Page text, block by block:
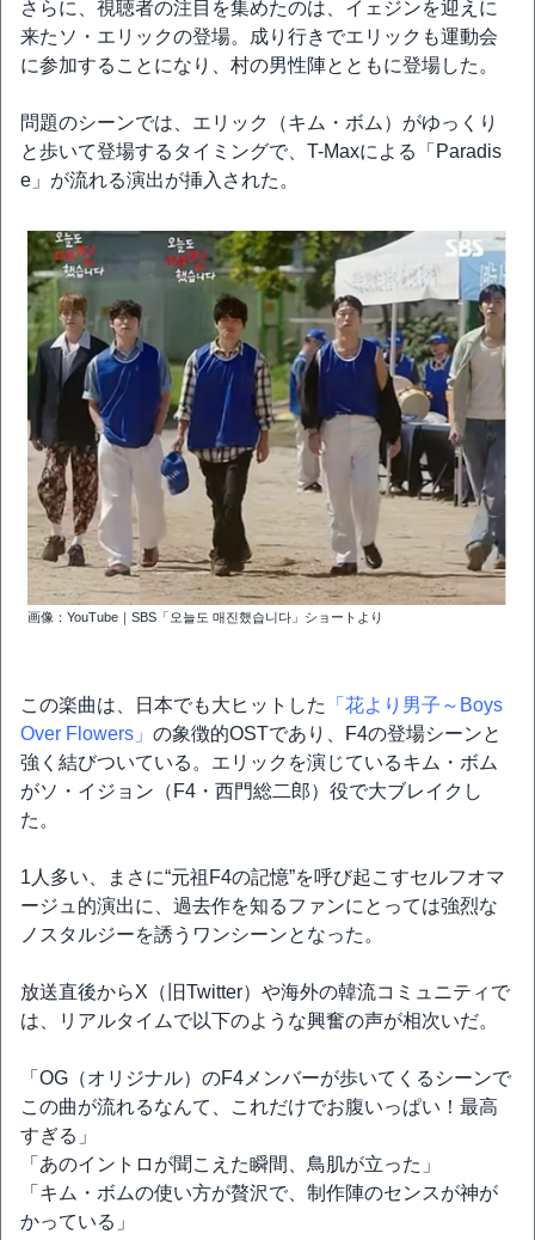
さらに、視聴者の注目を集めたのは、イェジンを迎えに
来たソ・エリックの登場。成り行きでエリックも運動会
に参加することになり、村の男性陣とともに登場した。
問題のシーンでは、エリック（キム・ボム）がゆっくり
と歩いて登場するタイミングで、T-Maxによる「Paradis
e」が流れる演出が挿入された。
画像：YouTube｜SBS「오늘도 매진했습니다」ショートより
この楽曲は、日本でも大ヒットした
「花より男子～Boys
Over Flowers」 の象徴的OSTであり、F4の登場シーンと
強く結びついている。エリックを演じているキム・ボム
がソ・イジョン（F4・西門総二郎）役で大ブレイクし
た。
1人多い、まさに“元祖F4の記憶”を呼び起こすセルフオマ
ージュ的演出に、過去作を知るファンにとっては強烈な
ノスタルジーを誘うワンシーンとなった。
放送直後からX（旧Twitter）や海外の韓流コミュニティで
は、リアルタイムで以下のような興奮の声が相次いだ。
「OG（オリジナル）のF4メンバーが歩いてくるシーンで
この曲が流れるなんて、これだけでお腹いっぱい！最高
すぎる」
「あのイントロが聞こえた瞬間、鳥肌が立った」
「キム・ボムの使い方が贅沢で、制作陣のセンスが神が
かっている」